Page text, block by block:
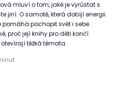
mluví o tom, jaké je vyrůstat s
jiní. O samotě, která dobíjí energii.
pomáhá pochopit svět i sebe.
proč její knihy pro děti končí
těžká témata.